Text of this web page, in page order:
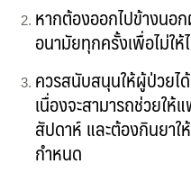
หากต้องออกไปข้างนอ
อนามัยทุกครั้งเพื่อไม่ใ
ควรสนับสนุนให้ผู้ป่วยไ
เนื่องจะสามารถช่วยใ
สัปดาห์ และต้องกินยา
กำหนด